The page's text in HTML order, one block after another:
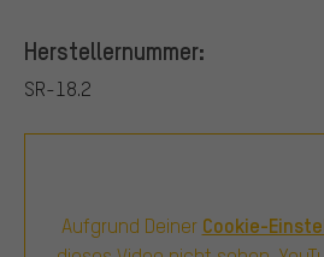
Herstellernummer:
SR-18.2
Aufgrund Deiner Cookie-